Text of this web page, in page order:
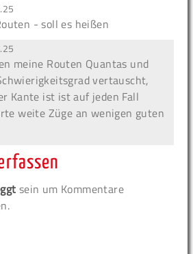
- soll es heißen
meine Routen Quantas und
vertauscht,
Kante ist ist auf jeden Fall
weite Züge an wenigen guten
sein um Kommentare